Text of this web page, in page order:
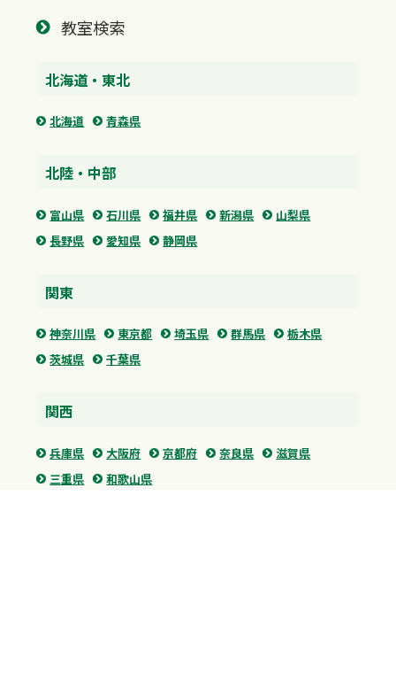
教室検索
北海道・東北
北海道 青森県
北陸・中部
富山県 石川県 福井県 新潟県
山梨県
長野県
愛知県 静岡県
関東
神奈川県 東京都 埼玉県 群馬県
栃木県
茨城県
千葉県
関西
兵庫県 大阪府 京都府 奈良県
滋賀県
三重県
和歌山県